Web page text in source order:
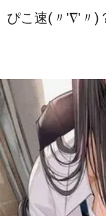
ぴこ速(〃'∇'〃)